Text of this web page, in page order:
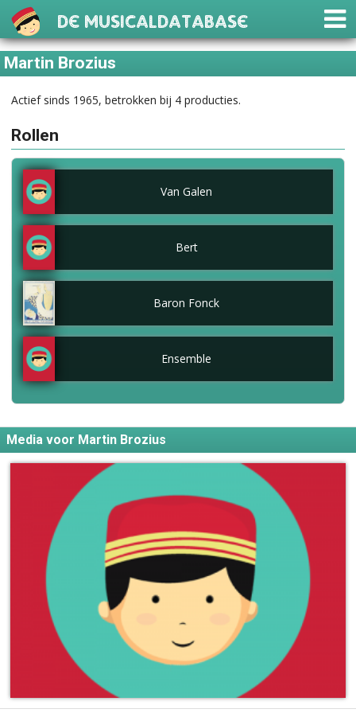
De Musicaldatabase
Martin Brozius
Actief sinds 1965, betrokken bij 4 producties.
Rollen
Van Galen
Bert
Baron Fonck
Ensemble
Media voor Martin Brozius